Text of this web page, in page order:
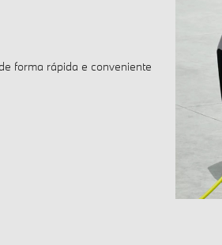
forma rápida e conveniente